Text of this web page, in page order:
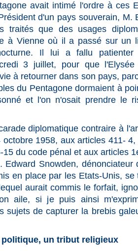
avait intimé l'ordre à ces
d'un pays souverain, M.
traités que des usages
à Vienne où il a passé sur un
Il lui a fallu
3 juillet, pour que
à retourner dans son pays,
du Pentagone dormaient à
et l'on n'osait prendre le
diplomatique contraire à
octobre 1958, aux articles 411-
15 du code pénal et aux articles
Edward Snowden, dénonciateur
en place par les Etats-Unis,
aurait commis le forfait,
aile, si je puis ainsi
sujets de capturer la brebis
politique, un tribut religieux